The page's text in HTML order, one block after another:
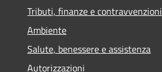
Tributi, finanze e contravvenzioni
Ambiente
Salute, benessere e assistenza
Autorizzazioni